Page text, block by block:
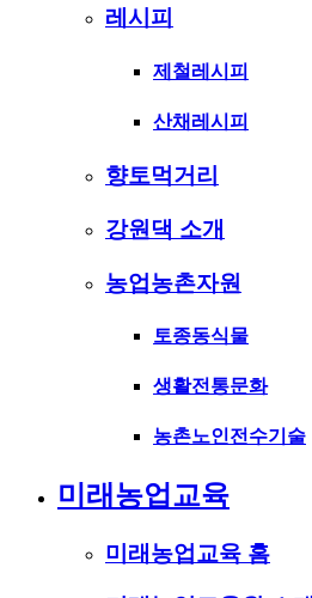
레시피
제철레시피
산채레시피
향토먹거리
강원댁 소개
농업농촌자원
토종동식물
생활전통문화
농촌노인전수기술
미래농업교육
미래농업교육 홈